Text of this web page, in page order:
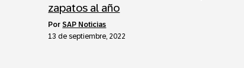
zapatos al año
porSAP Noticias
13 de septiembre, 2022